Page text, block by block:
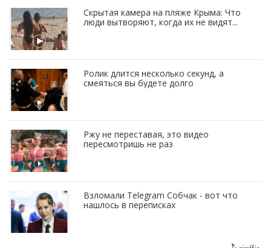
Скрытая камера на пляже Крыма: Что
люди вытворяют, когда их не видят...
Ролик длится несколько секунд, а
смеяться вы будете долго
Ржу не переставая, это видео
пересмотришь не раз
Взломали Telegram Собчак - вот что
нашлось в переписках